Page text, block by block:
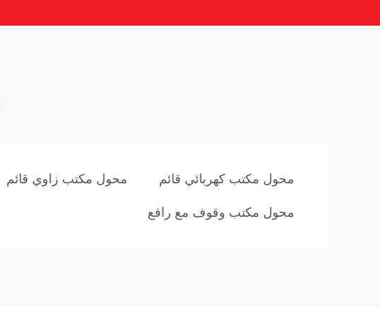
محول مكتب كهربائي قائم محول مكتب زاوي قائم
محول مكتب وقوف مع رافع